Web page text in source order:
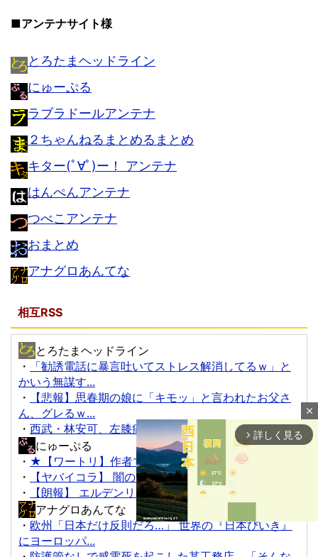
■アンテナサイト様
とろたまヘッドライン
にゅーぷる
ラブラドールアンテナ
２ちゃんねるまとめるまとめ
キター(ﾟ∀ﾟ)ー！ アンテナ
はんぺんアンテナ
つべこアンテナ
おまとめ
アナグロあんてな
相互RSS
とろたまヘッドライン
・
「勧誘電話に暴言吐いてストレス解消してるｗ」と
かいう無謀す...
・
【悲報】思春期の娘に「キモッ」と言われたお父さ
ん、グレるｗ...
・ 西武・林安可、左膝痛で登録抹消
にゅーぷる
・ ★【ワートリ】作者マジで大丈夫か
・
【ヤバイコラ】 闇のソナタ
・
【朗報】 エルデンリングマグネットきたあああああ
アナグロあんてな
・ 欧州「日本だけ反則だろ…」 世界の『日本びいき』
にヨーロッパ...
close
arrow_forward_ios 詳しく見る